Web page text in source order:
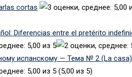
cortas
Diferencias entre el pretérito
испанскому — Тема № 2 (La casa)
(5,00 из 5)